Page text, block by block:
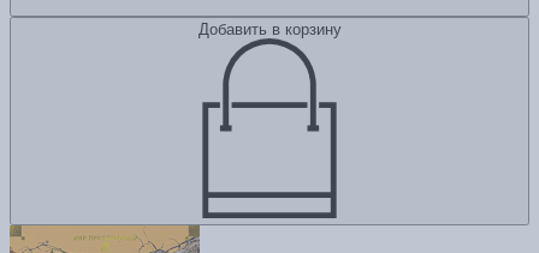
Добавить в корзину